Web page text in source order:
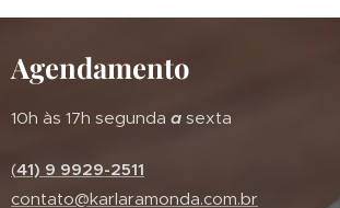
Agendamento
10h às 17h segunda a sexta
(41) 9 9929-2511
contato@karlaramonda.com.br